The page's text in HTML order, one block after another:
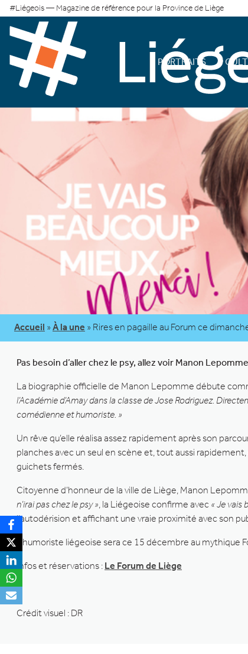
#Liégeois — Magazine de référence pour la Province de Liège
PORTRAITS
Accueil » À la une » Rires en pagaille au Forum ce
Pas besoin d’aller chez le psy, allez voir Manon
La biographie officielle de Manon Lepomme débute
l’Académie d’Amay dans la classe de Jose Rodriguez.
comédienne et humoriste. »
Un rêve qu’elle réalisa assez rapidement après son
planches avec un seul en scène et, tout aussi
guichets fermés.
Citoyenne d’honneur de la ville de Liège, Manon
n’irai pas chez le psy », la Liégeoise confirme avec « Je vais
l’autodérision et affichant une vraie proximité avec son
L’humoriste liégeoise sera ce 15 décembre au
Infos et réservations : Le Forum de Liège
Crédit visuel : DR